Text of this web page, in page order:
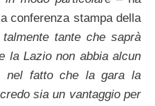
conferenza stampa della
tante che saprà
la Lazio non abbia alcun
nel fatto che la gara la
sia un vantaggio per